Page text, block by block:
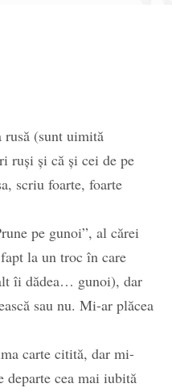
(sunt uimită
ruşi şi că şi cei de pe
scriu foarte, foarte
pe gunoi”, al cărei
la un troc în care
îi dădea… gunoi), dar
sau nu. Mi-ar plăcea
carte citită, dar mi-
departe cea mai iubită